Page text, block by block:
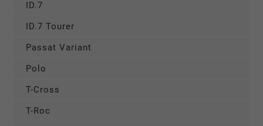
ID.7
ID.7 Tourer
Passat Variant
Polo
T-Cross
T-Roc